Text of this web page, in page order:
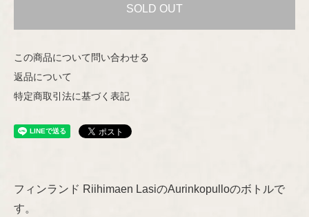
Nuutajärvi
Riihimäen Lasi
marimekko
Heljä Liukko-Sundström
Jorma Vennola
SOLD OUT
この商品について問い合わせる
返品について
特定商取引法に基づく表記
フィンランド Riihimaen LasiのAurinkopulloのボトルで
す。